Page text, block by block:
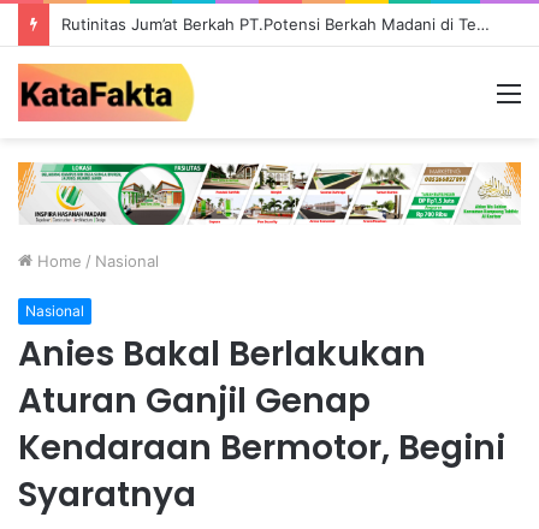
Rutinitas Jum’at Berkah PT.Potensi Berkah Madani di Tebo, Salurkan Bantuan ke Masyarakat
Home / Nasional
Nasional
Anies Bakal Berlakukan
Aturan Ganjil Genap
Kendaraan Bermotor, Begini
Syaratnya